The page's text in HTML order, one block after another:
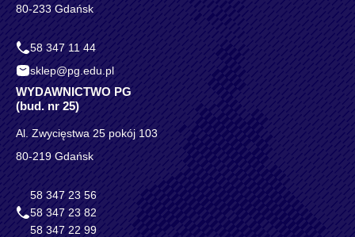
80-233 Gdańsk
58 347 11 44
sklep@pg.edu.pl
WYDAWNICTWO PG
(bud. nr 25)
Al. Zwycięstwa 25 pokój 103
80-219 Gdańsk
58 347 23 56
58 347 23 82
58 347 22 99